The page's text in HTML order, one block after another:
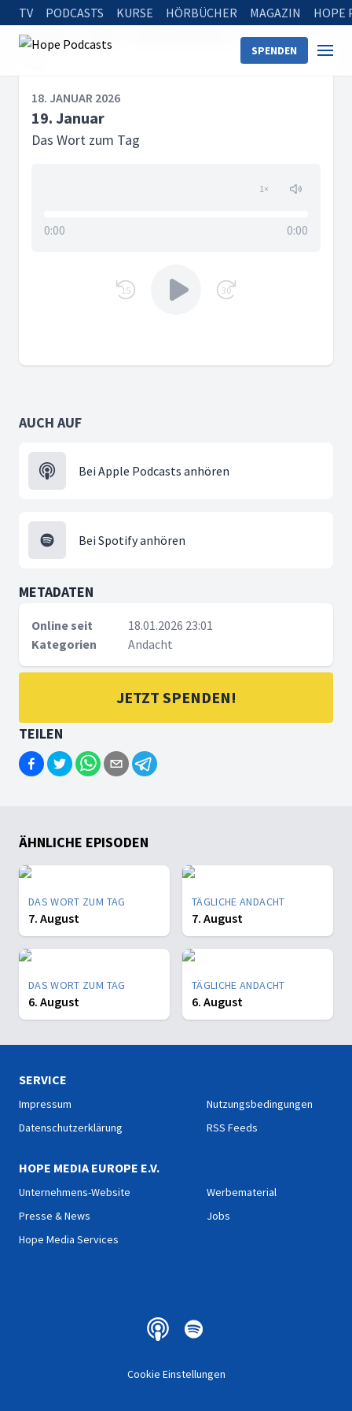
TV PODCASTS KURSE HÖRBÜCHER MAGAZIN HOPE
SPENDEN
Startseite 19. Januar
18. JANUAR 2026
19. Januar
Das Wort zum Tag
1×
0:00 0:00
15 30
AUCH AUF
Bei Apple Podcasts anhören
Bei Spotify anhören
METADATEN
Online seit
18.01.2026 23:01
Kategorien
Andacht
JETZT SPENDEN!
TEILEN
ÄHNLICHE EPISODEN
DAS WORT ZUM TAG
7. August
TÄGLICHE ANDACHT
7. August
DAS WORT ZUM TAG
6. August
TÄGLICHE ANDACHT
6. August
SERVICE
Impressum
Datenschutzerklärung
Nutzungsbedingungen
RSS Feeds
HOPE MEDIA EUROPE E.V.
Unternehmens-Website
Presse & News
Hope Media Services
Werbematerial
Jobs
Cookie Einstellungen